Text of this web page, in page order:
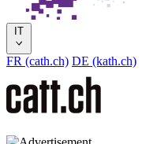
IT
FR (cath.ch) DE (kath.ch)